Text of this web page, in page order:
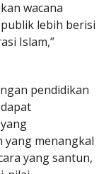
wacana
lebih berisi
Islam,”
pendidikan
yang menangkal
yang santun,